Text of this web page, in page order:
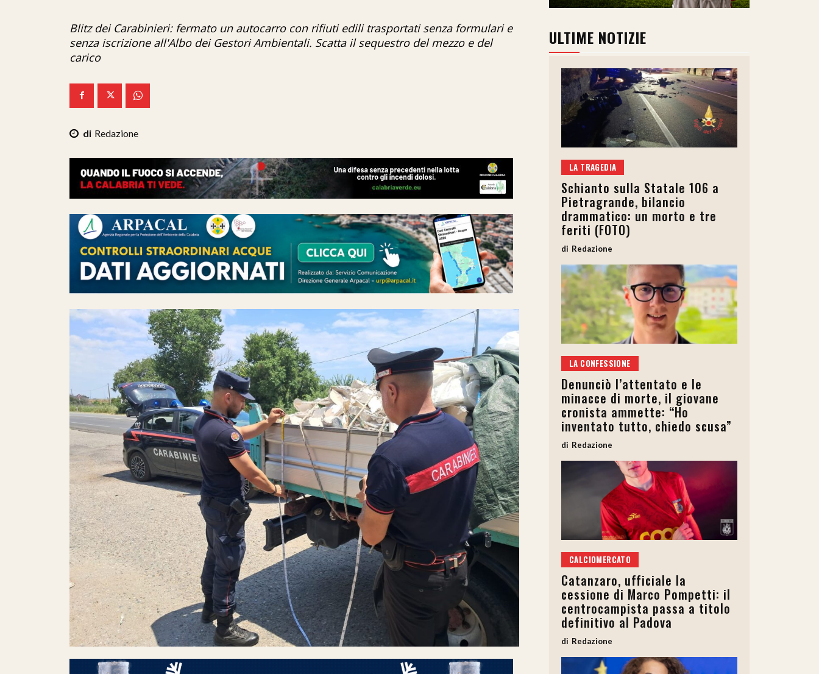
Blitz dei Carabinieri: fermato un autocarro con rifiuti edili trasportati senza formulari e
senza iscrizione all'Albo dei Gestori Ambientali. Scatta il sequestro del mezzo e del
carico
Redazione
ULTIME NOTIZIE
LA TRAGEDIA
Schianto sulla Statale 106 a
Pietragrande, bilancio
drammatico: un morto e tre
feriti (FOTO)
Redazione
LA CONFESSIONE
Denunciò l’attentato e le
minacce di morte, il giovane
cronista ammette: “Ho
inventato tutto, chiedo scusa”
Redazione
CALCIOMERCATO
Catanzaro, ufficiale la
cessione di Marco Pompetti: il
centrocampista passa a titolo
definitivo al Padova
Redazione